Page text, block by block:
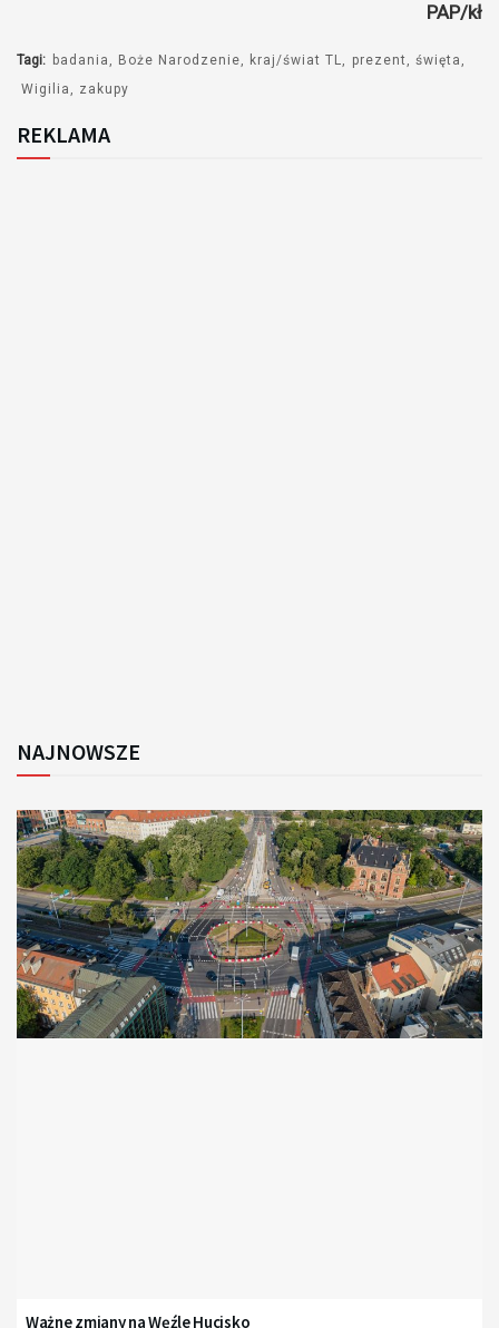
PAP/kł
Tagi: badania Boże Narodzenie kraj/świat TL prezent
święta
Wigilia
zakupy
REKLAMA
NAJNOWSZE
Ważne zmiany na Węźle Hucisko